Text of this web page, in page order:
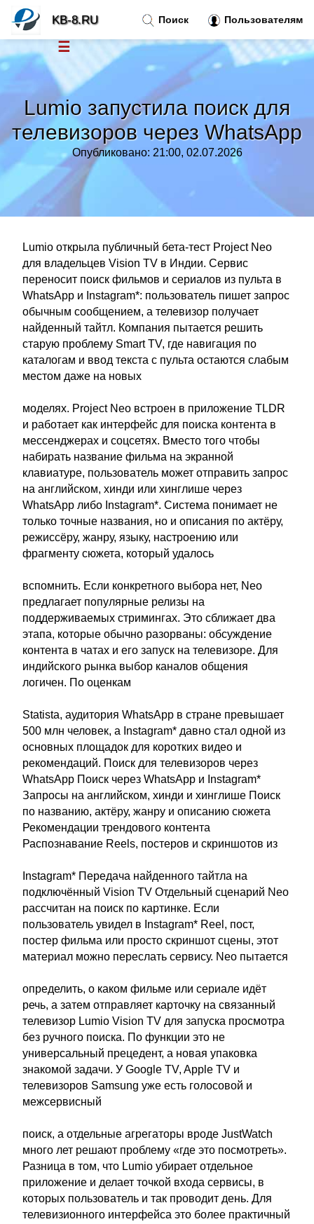
Lumio запустила поиск для
телевизоров через WhatsApp
Опубликовано: 21:00, 02.07.2026
Lumio открыла публичный бета-тест Project Neo
для владельцев Vision TV в Индии. Сервис
переносит поиск фильмов и сериалов из пульта в
WhatsApp и Instagram*: пользователь пишет запрос
обычным сообщением, а телевизор получает
найденный тайтл. Компания пытается решить
старую проблему Smart TV, где навигация по
каталогам и ввод текста с пульта остаются слабым
местом даже на новых
моделях. Project Neo встроен в приложение TLDR
и работает как интерфейс для поиска контента в
мессенджерах и соцсетях. Вместо того чтобы
набирать название фильма на экранной
клавиатуре, пользователь может отправить запрос
на английском, хинди или хинглише через
WhatsApp либо Instagram*. Система понимает не
только точные названия, но и описания по актёру,
режиссёру, жанру, языку, настроению или
фрагменту сюжета, который удалось
вспомнить. Если конкретного выбора нет, Neo
предлагает популярные релизы на
поддерживаемых стримингах. Это сближает два
этапа, которые обычно разорваны: обсуждение
контента в чатах и его запуск на телевизоре. Для
индийского рынка выбор каналов общения
логичен. По оценкам
Statista, аудитория WhatsApp в стране превышает
500 млн человек, а Instagram* давно стал одной из
основных площадок для коротких видео и
рекомендаций. Поиск для телевизоров через
WhatsApp Поиск через WhatsApp и Instagram*
Запросы на английском, хинди и хинглише Поиск
по названию, актёру, жанру и описанию сюжета
Рекомендации трендового контента
Распознавание Reels, постеров и скриншотов из
Instagram* Передача найденного тайтла на
подключённый Vision TV Отдельный сценарий Neo
рассчитан на поиск по картинке. Если
пользователь увидел в Instagram* Reel, пост,
постер фильма или просто скриншот сцены, этот
материал можно переслать сервису. Neo пытается
определить, о каком фильме или сериале идёт
речь, а затем отправляет карточку на связанный
телевизор Lumio Vision TV для запуска просмотра
без ручного поиска. По функции это не
универсальный прецедент, а новая упаковка
знакомой задачи. У Google TV, Apple TV и
телевизоров Samsung уже есть голосовой и
межсервисный
поиск, а отдельные агрегаторы вроде JustWatch
много лет решают проблему «где это посмотреть».
Разница в том, что Lumio убирает отдельное
приложение и делает точкой входа сервисы, в
которых пользователь и так проводит день. Для
телевизионного интерфейса это более практичный
Поиск Пользователям
KB-8.RU
☰
Новости
Тренды новостей»
Рубрики»
Контакт»